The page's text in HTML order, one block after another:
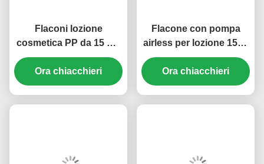
Flaconi lozione
cosmetica PP da 15 ml-
50 ml con pompa airless
vuoti multi-misura (MC-
243)
Ora chiacchieri
Flacone con pompa
airless per lozione 15ml
30ml 50ml 80ml 100ml
120ml Serigrafia (MC-
230)
Ora chiacchieri